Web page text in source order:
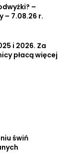
–
– 7.08.26 r.
i 2026. Za
płacą więcej
świń